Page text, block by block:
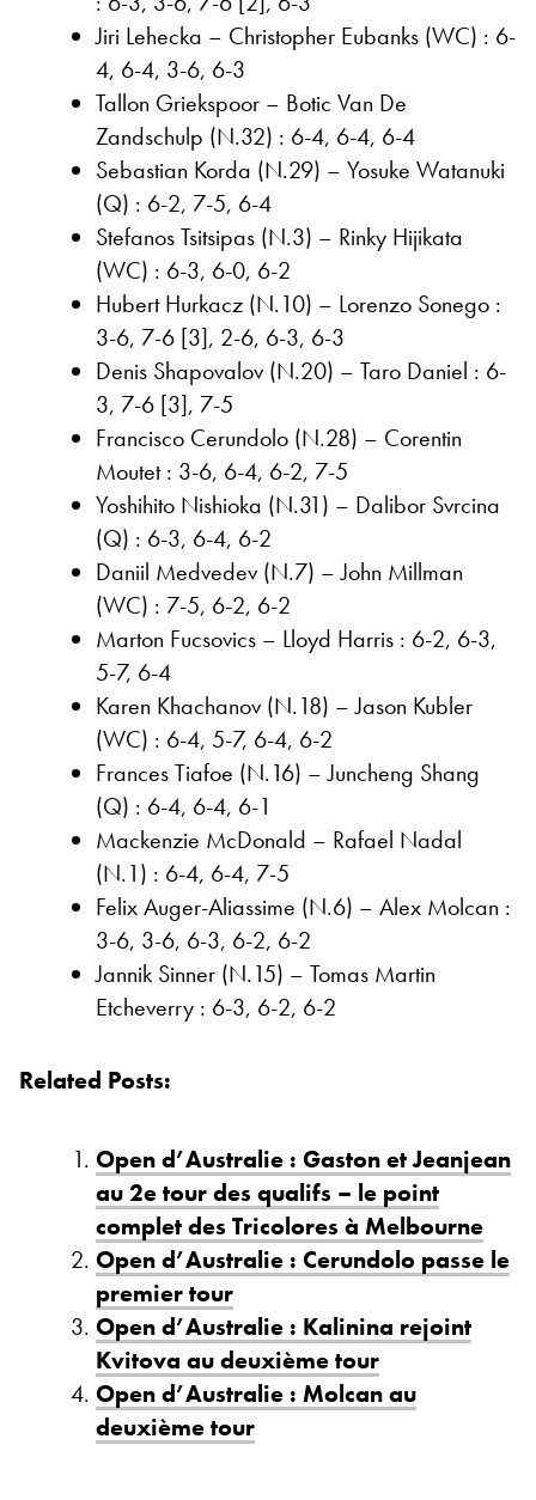
Jiri Lehecka – Christopher Eubanks (WC) : 6-
4, 6-4, 3-6, 6-3
Tallon Griekspoor – Botic Van De
Zandschulp (N.32) : 6-4, 6-4, 6-4
Sebastian Korda (N.29) – Yosuke Watanuki
(Q) : 6-2, 7-5, 6-4
Stefanos Tsitsipas (N.3) – Rinky Hijikata
(WC) : 6-3, 6-0, 6-2
Hubert Hurkacz (N.10) – Lorenzo Sonego :
3-6, 7-6 [3], 2-6, 6-3, 6-3
Denis Shapovalov (N.20) – Taro Daniel : 6-
3, 7-6 [3], 7-5
Francisco Cerundolo (N.28) – Corentin
Moutet : 3-6, 6-4, 6-2, 7-5
Yoshihito Nishioka (N.31) – Dalibor Svrcina
(Q) : 6-3, 6-4, 6-2
Daniil Medvedev (N.7) – John Millman
(WC) : 7-5, 6-2, 6-2
Marton Fucsovics – Lloyd Harris : 6-2, 6-3,
5-7, 6-4
Karen Khachanov (N.18) – Jason Kubler
(WC) : 6-4, 5-7, 6-4, 6-2
Frances Tiafoe (N.16) – Juncheng Shang
(Q) : 6-4, 6-4, 6-1
Mackenzie McDonald – Rafael Nadal
(N.1) : 6-4, 6-4, 7-5
Felix Auger-Aliassime (N.6) – Alex Molcan :
3-6, 3-6, 6-3, 6-2, 6-2
Jannik Sinner (N.15) – Tomas Martin
Etcheverry : 6-3, 6-2, 6-2
Related Posts:
Open d’Australie : Gaston et Jeanjean
au 2e tour des qualifs – le point
complet des Tricolores à Melbourne
Open d’Australie : Cerundolo passe le
premier tour
Open d’Australie : Kalinina rejoint
Kvitova au deuxième tour
Open d’Australie : Molcan au
deuxième tour